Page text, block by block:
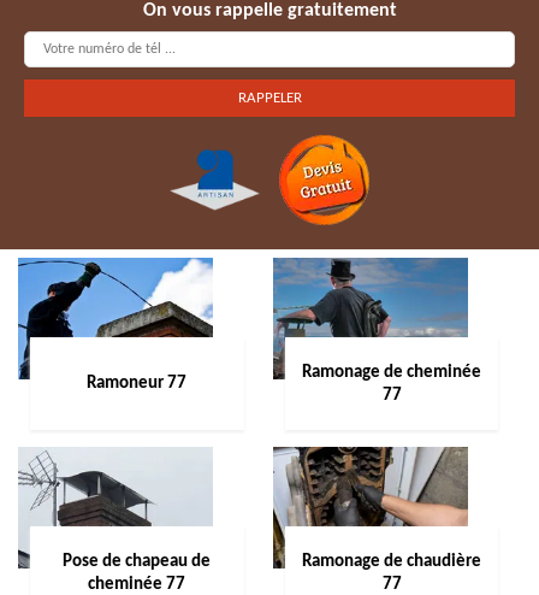
On vous rappelle gratuitement
Ramoneur 77
Ramonage de cheminée
77
Pose de chapeau de
cheminée 77
Ramonage de chaudière
77